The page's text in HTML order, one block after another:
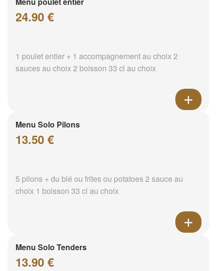
24.90 €
1 poulet entier + 1 accompagnement au choix 2
sauces au choix 2 boisson 33 cl au choix
Menu Solo Pilons
13.50 €
5 pilons + du blé ou frites ou potatoes 2 sauce au
choix 1 boisson 33 cl au choix
Menu Solo Tenders
13.90 €